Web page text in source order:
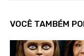
VOCÊ TAMBÉM